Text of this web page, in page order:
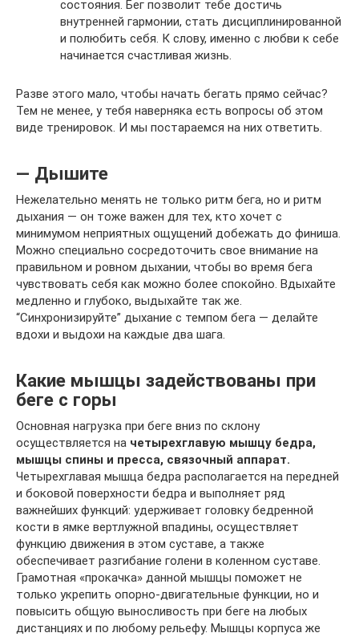
состояния. Бег позволит тебе достичь
внутренней гармонии, стать дисциплинированной
и полюбить себя. К слову, именно с любви к себе
начинается счастливая жизнь.
Разве этого мало, чтобы начать бегать прямо сейчас?
Тем не менее, у тебя наверняка есть вопросы об этом
виде тренировок. И мы постараемся на них ответить.
— Дышите
Нежелательно менять не только ритм бега, но и ритм
дыхания — он тоже важен для тех, кто хочет с
минимумом неприятных ощущений добежать до финиша.
Можно специально сосредоточить свое внимание на
правильном и ровном дыхании, чтобы во время бега
чувствовать себя как можно более спокойно. Вдыхайте
медленно и глубоко, выдыхайте так же.
“Синхронизируйте” дыхание с темпом бега — делайте
вдохи и выдохи на каждые два шага.
Какие мышцы задействованы при
беге с горы
Основная нагрузка при беге вниз по склону
осуществляется на четырехглавую мышцу бедра,
мышцы спины и пресса, связочный аппарат.
Четырехглавая мышца бедра располагается на передней
и боковой поверхности бедра и выполняет ряд
важнейших функций: удерживает головку бедренной
кости в ямке вертлужной впадины, осуществляет
функцию движения в этом суставе, а также
обеспечивает разгибание голени в коленном суставе.
Грамотная «прокачка» данной мышцы поможет не
только укрепить опорно-двигательные функции, но и
повысить общую выносливость при беге на любых
дистанциях и по любому рельефу. Мышцы корпуса же